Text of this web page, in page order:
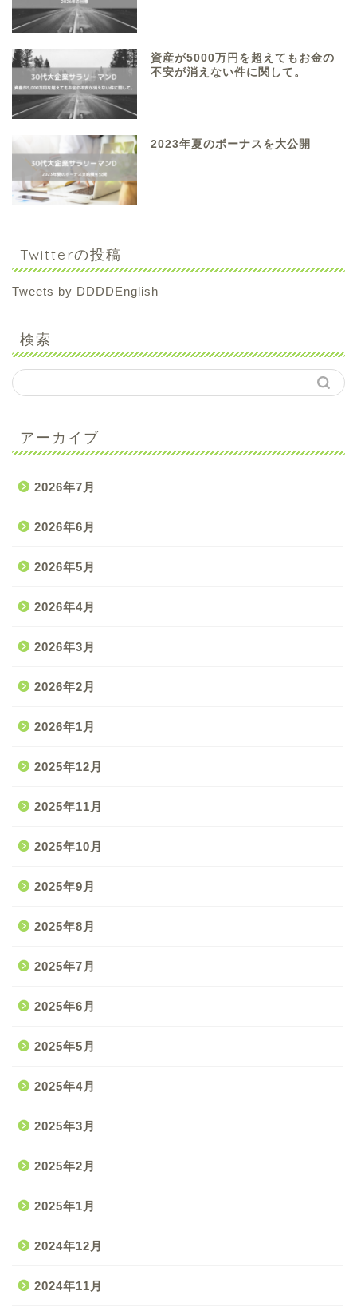
資産が5000万円を超えてもお金の
不安が消えない件に関して。
2023年夏のボーナスを大公開
Twitterの投稿
Tweets by DDDDEnglish
検索
アーカイブ
2026年7月
2026年6月
2026年5月
2026年4月
2026年3月
2026年2月
2026年1月
2025年12月
2025年11月
2025年10月
2025年9月
2025年8月
2025年7月
2025年6月
2025年5月
2025年4月
2025年3月
2025年2月
2025年1月
2024年12月
2024年11月